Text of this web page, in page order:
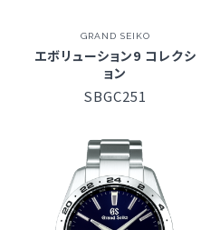
GRAND SEIKO
エボリューション9 コレクシ
ョン
SBGC251